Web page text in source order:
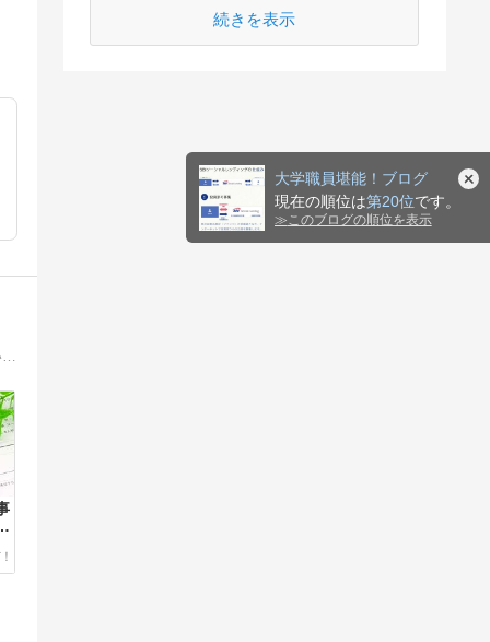
大学職員堪能！ブログ
現在の順位は第20位です。
≫ このブログの順位を表示
元企業人事・転職エージェントが、採用現場のリアルを公開。転職エージェントの選び方・使い方・面接対策まで、ネットに書かれていない本音情報をお届けします。
続きを表示